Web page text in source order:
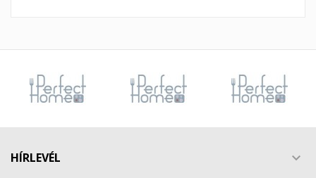
HÍRLEVÉL 